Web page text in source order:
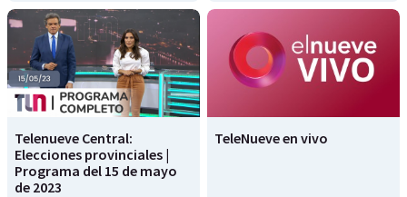
Telenueve Central:
Elecciones provinciales |
Programa del 15 de mayo
de 2023
TeleNueve en vivo